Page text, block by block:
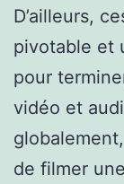
D’ailleurs,
pivotable et
pour
vidéo et
de filmer